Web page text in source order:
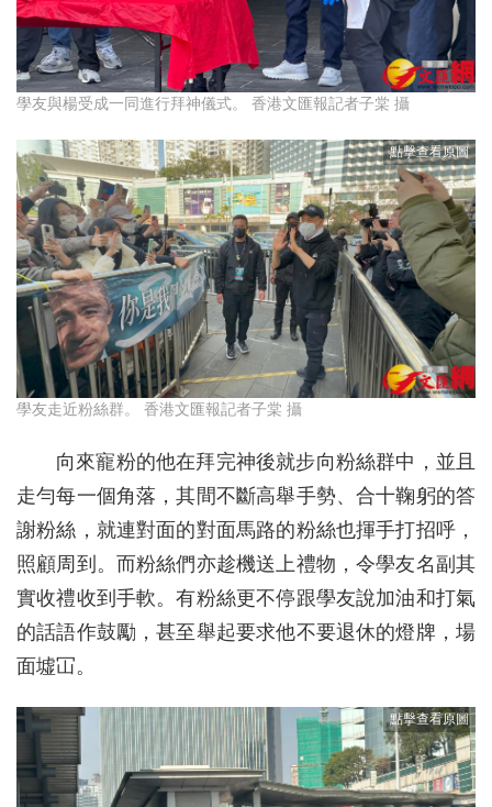
學友與楊受成一同進行拜神儀式。 香港文匯報記者子棠 攝
學友走近粉絲群。 香港文匯報記者子棠 攝
向來寵粉的他在拜完神後就步向粉絲群中，並且
走勻每一個角落，其間不斷高舉手勢、合十鞠躬的答
謝粉絲，就連對面的對面馬路的粉絲也揮手打招呼，
照顧周到。而粉絲們亦趁機送上禮物，令學友名副其
實收禮收到手軟。有粉絲更不停跟學友說加油和打氣
的話語作鼓勵，甚至舉起要求他不要退休的燈牌，場
面墟冚。